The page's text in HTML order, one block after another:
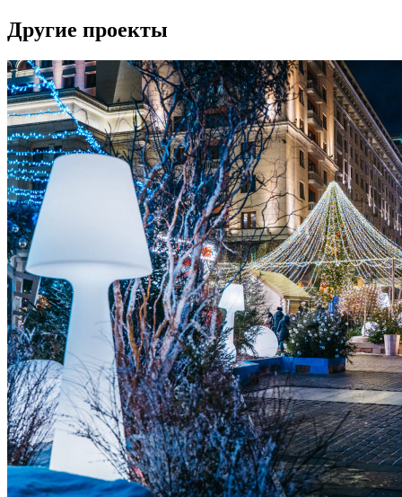
Другие проекты